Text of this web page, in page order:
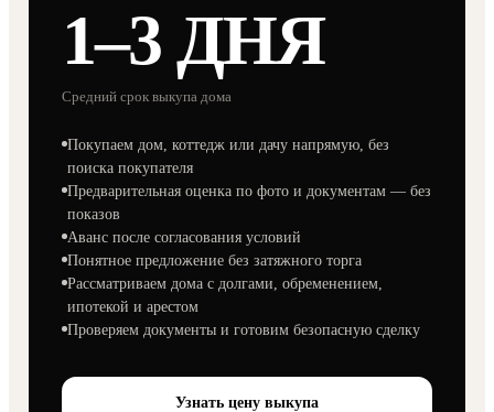
1–3 ДНЯ
Средний срок выкупа дома
Покупаем дом, коттедж или дачу напрямую, без
поиска покупателя
Предварительная оценка по фото и документам — без
показов
Аванс после согласования условий
Понятное предложение без затяжного торга
Рассматриваем дома с долгами, обременением,
ипотекой и арестом
Проверяем документы и готовим безопасную сделку
Узнать цену выкупа